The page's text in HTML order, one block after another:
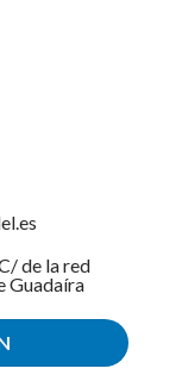
de la red
Guadaíra